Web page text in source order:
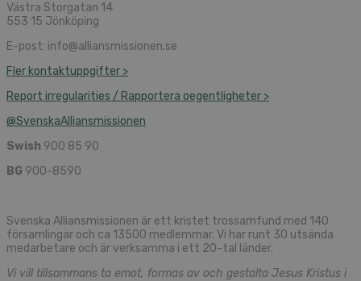
Västra Storgatan 14
553 15 Jönköping
E-post: info@alliansmissionen.se
Fler kontaktuppgifter >
Report irregularities / Rapportera oegentligheter >
@SvenskaAlliansmissionen
Swish 900 85 90
BG 900-8590
Svenska Alliansmissionen är ett kristet trossamfund med 140
församlingar och ca 13500 medlemmar. Vi har runt 30 utsända
medarbetare och är verksamma i ett 20-tal länder.
Vi vill tillsammans ta emot, formas av och gestalta Jesus Kristus i